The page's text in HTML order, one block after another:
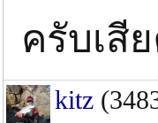
ครับเสี
kitz